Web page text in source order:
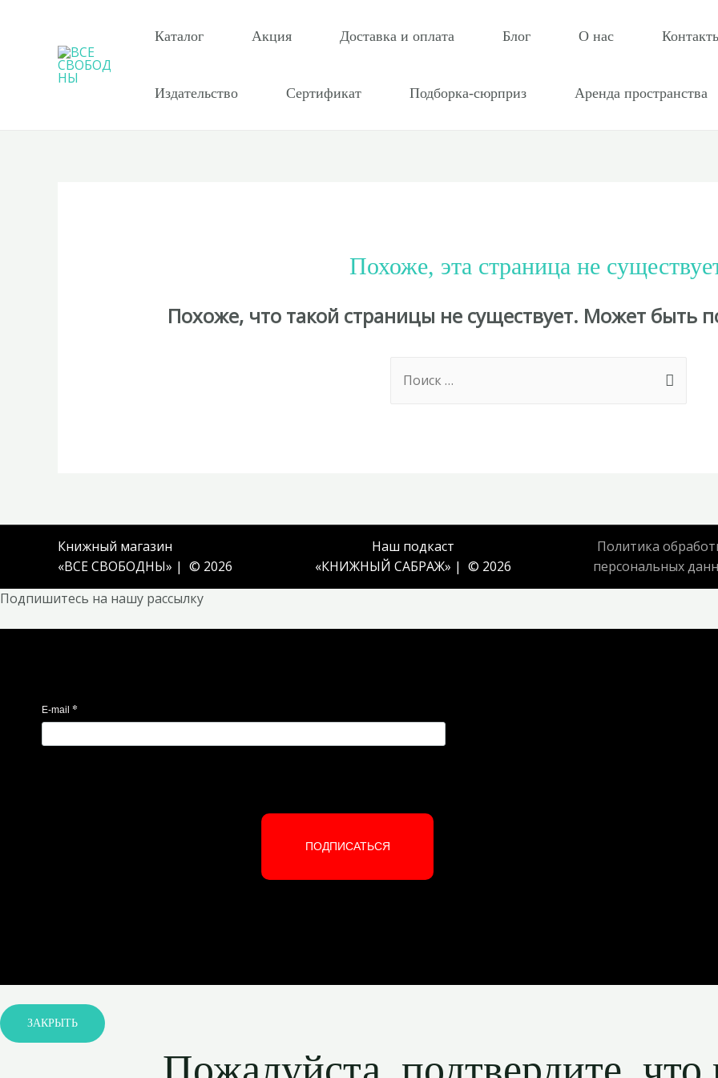
содержимому
Каталог Акция Доставка и оплата Блог О нас
Издательство Сертификат Подборка-сюрприз Аренда пространства
Похоже, эта страница не
Похоже, что такой страницы не существует. Может быть
for:
Книжный магазин
«ВСЕ СВОБОДНЫ» | © 2026
Наш подкаст
«КНИЖНЫЙ САБРАЖ» | © 2026
Политика
персональных
Подпишитесь на нашу рассылку
E-mail *
ПОДПИСАТЬСЯ
ЗАКРЫТЬ